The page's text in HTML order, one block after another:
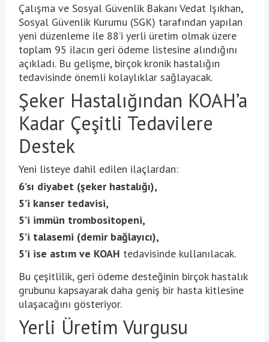
Çalışma ve Sosyal Güvenlik Bakanı Vedat Işıkhan,
Sosyal Güvenlik Kurumu (SGK) tarafından yapılan
yeni düzenleme ile 88’i yerli üretim olmak üzere
toplam 95 ilacın geri ödeme listesine alındığını
açıkladı. Bu gelişme, birçok kronik hastalığın
tedavisinde önemli kolaylıklar sağlayacak.
Şeker Hastalığından KOAH’a
Kadar Çeşitli Tedavilere
Destek
Yeni listeye dahil edilen ilaçlardan:
6’sı diyabet (şeker hastalığı),
5’i kanser tedavisi,
5’i immün trombositopeni,
5’i talasemi (demir bağlayıcı),
5’i ise astım ve KOAH tedavisinde kullanılacak.
Bu çeşitlilik, geri ödeme desteğinin birçok hastalık
grubunu kapsayarak daha geniş bir hasta kitlesine
ulaşacağını gösteriyor.
Yerli Üretim Vurgusu